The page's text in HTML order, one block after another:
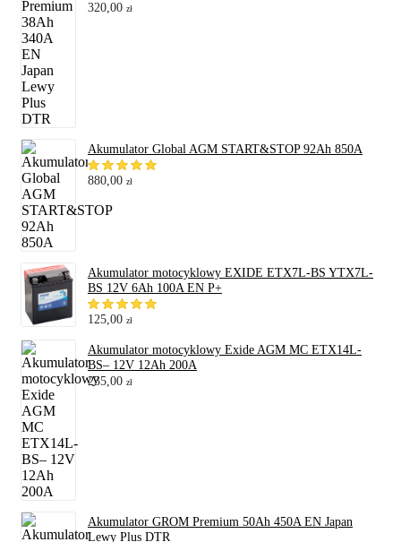
320,00 zł
Akumulator Global AGM START&STOP 92Ah 850A
880,00 zł
Akumulator motocyklowy EXIDE ETX7L-BS YTX7L-
BS 12V 6Ah 100A EN P+
125,00 zł
Akumulator motocyklowy Exide AGM MC ETX14L-
BS– 12V 12Ah 200A
235,00 zł
Akumulator GROM Premium 50Ah 450A EN Japan
Lewy Plus DTR